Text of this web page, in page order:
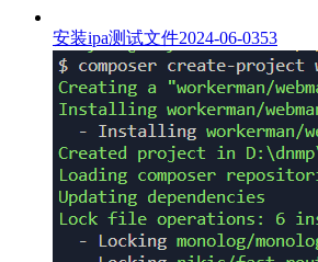
安装ipa测试文件2024-06-0353